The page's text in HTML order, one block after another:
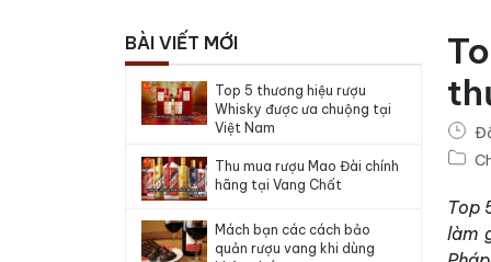
Top
làm
BÀI VIẾT MỚI
Top 5 thương hiệu rượu
Whisky được ưa chuộng tại
Việt Nam
Thu mua rượu Mao Đài chính
hãng tại Vang Chất
Mách bạn các cách bảo
quản rượu vang khi dùng